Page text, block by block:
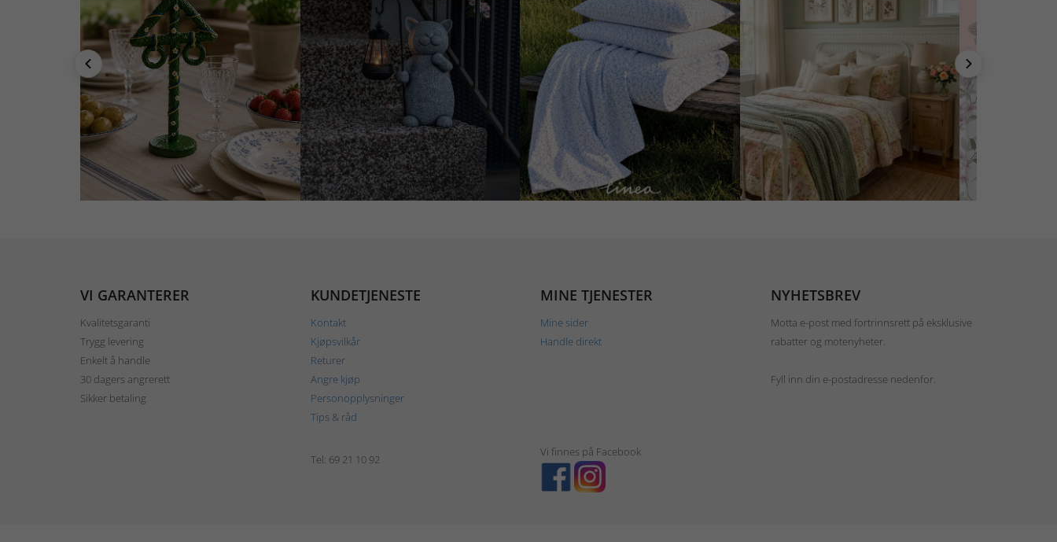
VI GARANTERER
Kvalitetsgaranti
Trygg levering
Enkelt å handle
30 dagers angrerett
Sikker betaling
KUNDETJENESTE
Kontakt
Kjøpsvilkår
Returer
Angre kjøp
Personopplysninger
Tips & råd
MINE TJENESTER
Mine sider
Handle direkt
NYHETSBREV
Motta e-post med fortrinnsrett på eksklusive
rabatter og motenyheter.
Fyll inn din e-postadresse nedenfor.
Tel: 69 21 10 92
Vi finnes på Facebook